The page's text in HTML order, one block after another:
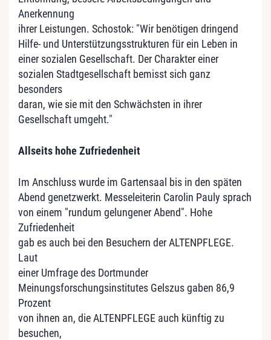
Anerkennung
ihrer Leistungen. Schostok: "Wir benötigen dringend
Hilfe- und Unterstützungsstrukturen für ein Leben in
einer sozialen Gesellschaft. Der Charakter einer
sozialen Stadtgesellschaft bemisst sich ganz
besonders
daran, wie sie mit den Schwächsten in ihrer
Gesellschaft umgeht."
Allseits hohe Zufriedenheit
Im Anschluss wurde im Gartensaal bis in den späten
Abend genetzwerkt. Messeleiterin Carolin Pauly sprach
von einem "rundum gelungener Abend". Hohe
Zufriedenheit
gab es auch bei den Besuchern der ALTENPFLEGE.
Laut
einer Umfrage des Dortmunder
Meinungsforschungsinstitutes Gelszus gaben 86,9
Prozent
von ihnen an, die ALTENPFLEGE auch künftig zu
besuchen,